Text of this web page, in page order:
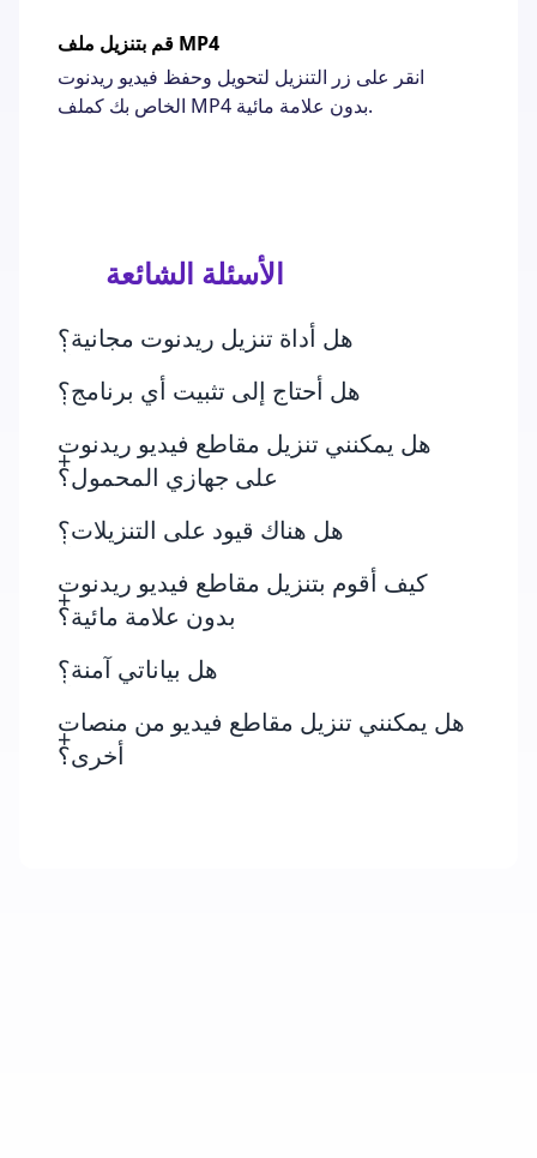
قم بتنزيل ملف MP4
انقر على زر التنزيل لتحويل وحفظ فيديو ريدنوت
الخاص بك كملف MP4 بدون علامة مائية.
الأسئلة الشائعة
هل أداة تنزيل ريدنوت مجانية؟
هل أحتاج إلى تثبيت أي برنامج؟
هل يمكنني تنزيل مقاطع فيديو ريدنوت
على جهازي المحمول؟
هل هناك قيود على التنزيلات؟
كيف أقوم بتنزيل مقاطع فيديو ريدنوت
بدون علامة مائية؟
هل بياناتي آمنة؟
هل يمكنني تنزيل مقاطع فيديو من منصات
أخرى؟